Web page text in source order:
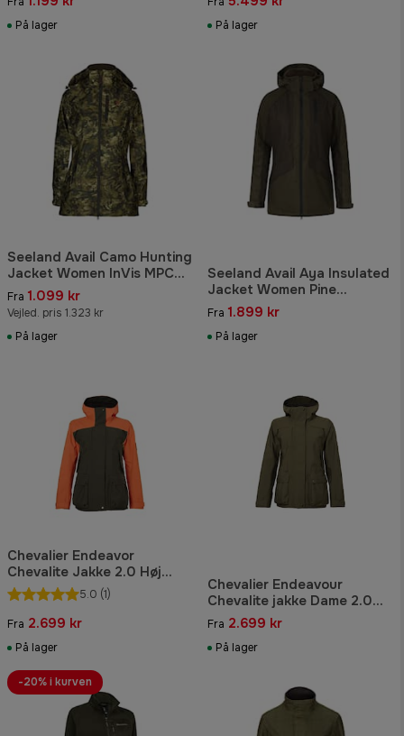
På lager På lager
Seeland Avail Camo Hunting
Jacket Women InVis MPC
Green
Fra 1.099 kr
Vejled. pris 1.323 kr
På lager
Seeland Avail Aya Insulated
Jacket Women Pine
Green/Demitasse Brown
Fra 1.899 kr
På lager
Chevalier Endeavor
Chevalite Jakke 2.0 Høj
synlighed Dame.
5.0 (1)
Fra 2.699 kr
På lager
Chevalier Endeavour
Chevalite jakke Dame 2.0
Autumn Green
Fra 2.699 kr
På lager
-20% i kurven